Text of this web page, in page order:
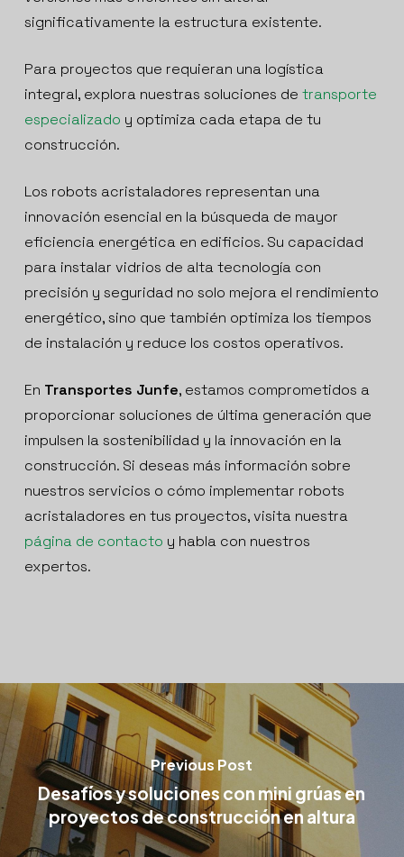
significativamente la estructura existente.
Para proyectos que requieran una logística
integral, explora nuestras soluciones de transporte
especializado y optimiza cada etapa de tu
construcción.
Los robots acristaladores representan una
innovación esencial en la búsqueda de mayor
eficiencia energética en edificios. Su capacidad
para instalar vidrios de alta tecnología con
precisión y seguridad no solo mejora el rendimiento
energético, sino que también optimiza los tiempos
de instalación y reduce los costos operativos.
En Transportes Junfe, estamos comprometidos a
proporcionar soluciones de última generación que
impulsen la sostenibilidad y la innovación en la
construcción. Si deseas más información sobre
nuestros servicios o cómo implementar robots
acristaladores en tus proyectos, visita nuestra
página de contacto y habla con nuestros
expertos.
Previous Post
Desafíos y soluciones con mini grúas en
proyectos de construcción en altura